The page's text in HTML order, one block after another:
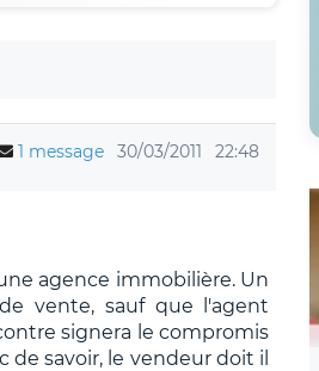
1 message 30/03/2011 22:48
agence immobilière. Un
vente, sauf que l'agent
signera le compromis
savoir, le vendeur doit il